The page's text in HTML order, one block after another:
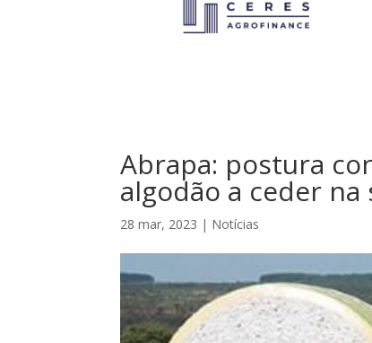
Abrapa: postura
algodão a ceder na
28 mar, 2023 | Notícias